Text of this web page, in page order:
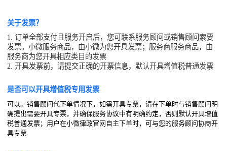
关于发票？
1. 订单全部支付且服务开启后，您可联系服务顾问或销售顾问索要
发票。小微服务商品，由小微为您开具发票；服务商服务商品，由
服务商为您开具相应类目的发票
2. 开具发票前，请提交正确的开票信息，默认开具增值税普通发票
是否可以开具增值税专用发票
可以。销售顾问代下单情况下，如需开具专票，请在下单时与销售顾问明
确提出需要开具专票，并确保服务协议中有明确约定，否则默认开具增值
税普通发票；用户在小微律政官网自主下单时，可与您的服务顾问协商开
具专票